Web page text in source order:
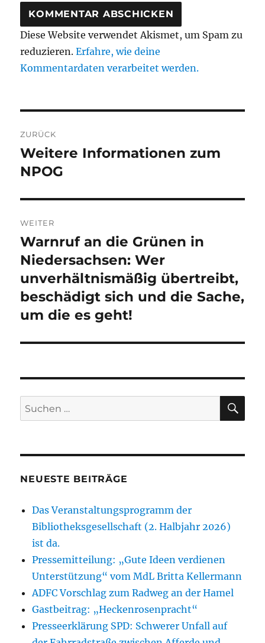
Diese Website verwendet Akismet, um Spam zu
reduzieren.Erfahre, wie deine
Kommentardaten verarbeitet werden.
ZURÜCK
Vorheriger
Beitrag:
Weitere Informationen zum
NPOG
WEITER
Nächster
Beitrag:
Warnruf an die Grünen in
Niedersachsen: Wer
unverhältnismäßig übertreibt,
beschädigt sich und die Sache,
um die es geht!
Suchen
nach:
NEUESTE BEITRÄGE
Das Veranstaltungsprogramm der
Bibliotheksgesellschaft (2. Halbjahr 2026)
ist da.
Pressemitteilung: „Gute Ideen verdienen
Unterstützung“ vom MdL Britta Kellermann
ADFC Vorschlag zum Radweg an der Hamel
Gastbeitrag: „Heckenrosenpracht“
Presseerklärung SPD: Schwerer Unfall auf